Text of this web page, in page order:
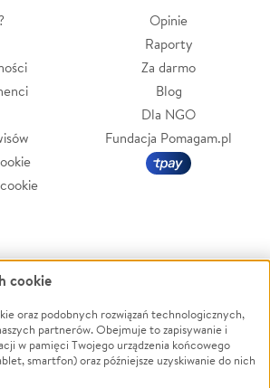
Opinie
Raporty
Za darmo
Blog
Dla NGO
Fundacja Pomagam.pl
Powódź
Wichura
NGO
cookie
oraz podobnych rozwiązań technologicznych,
partnerów. Obejmuje to zapisywanie i
w pamięci Twojego urządzenia końcowego
smartfon) oraz późniejsze uzyskiwanie do nich